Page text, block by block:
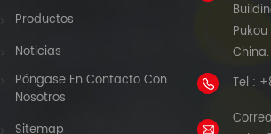
Productos
Noticias
Póngase En Contacto Con
Nosotros
China.
Tel :